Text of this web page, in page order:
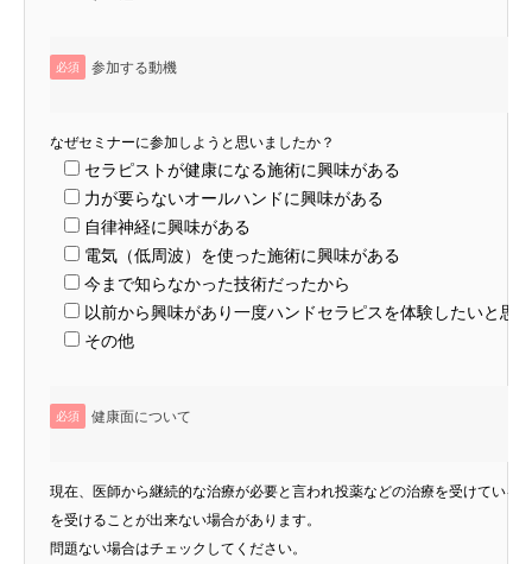
必須 参加する動機
なぜセミナーに参加しようと思いましたか？
セラピストが健康になる施術に興味がある
力が要らないオールハンドに興味がある
自律神経に興味がある
電気（低周波）を使った施術に興味がある
今まで知らなかった技術だったから
以前から興味があり一度ハンドセラピスを体験したいと思
その他
必須 健康面について
現在、医師から継続的な治療が必要と言われ投薬などの治療を受けている
を受けることが出来ない場合があります。
問題ない場合はチェックしてください。